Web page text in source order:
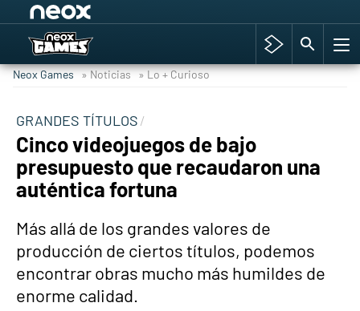
Hyrule Warriors: La Era del Cataclismo
Cyberpunk 2077
Hyrule Warriors
Asia peculiar tradición
Neox Games » Noticias » Lo + Curioso
GRANDES TÍTULOS
Cinco videojuegos de bajo
presupuesto que recaudaron una
auténtica fortuna
Más allá de los grandes valores de
producción de ciertos títulos, podemos
encontrar obras mucho más humildes de
enorme calidad.